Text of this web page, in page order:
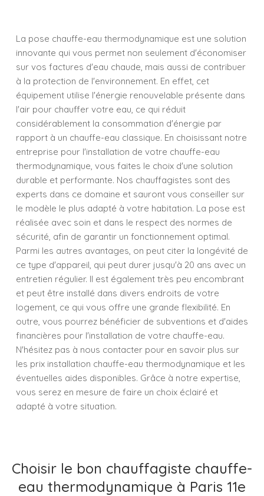
La pose chauffe-eau thermodynamique est une solution
innovante qui vous permet non seulement d'économiser
sur vos factures d'eau chaude, mais aussi de contribuer
à la protection de l'environnement. En effet, cet
équipement utilise l'énergie renouvelable présente dans
l'air pour chauffer votre eau, ce qui réduit
considérablement la consommation d'énergie par
rapport à un chauffe-eau classique. En choisissant notre
entreprise pour l'installation de votre chauffe-eau
thermodynamique, vous faites le choix d'une solution
durable et performante. Nos chauffagistes sont des
experts dans ce domaine et sauront vous conseiller sur
le modèle le plus adapté à votre habitation. La pose est
réalisée avec soin et dans le respect des normes de
sécurité, afin de garantir un fonctionnement optimal.
Parmi les autres avantages, on peut citer la longévité de
ce type d'appareil, qui peut durer jusqu'à 20 ans avec un
entretien régulier. Il est également très peu encombrant
et peut être installé dans divers endroits de votre
logement, ce qui vous offre une grande flexibilité. En
outre, vous pourrez bénéficier de subventions et d'aides
financières pour l'installation de votre chauffe-eau.
N'hésitez pas à nous contacter pour en savoir plus sur
les prix installation chauffe-eau thermodynamique et les
éventuelles aides disponibles. Grâce à notre expertise,
vous serez en mesure de faire un choix éclairé et
adapté à votre situation.
Choisir le bon chauffagiste chauffe-
eau thermodynamique à Paris 11e